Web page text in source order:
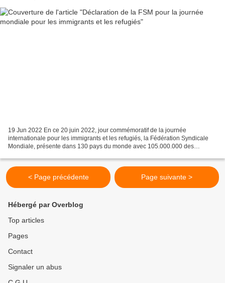
19 Jun 2022 En ce 20 juin 2022, jour commémoratif de la journée
internationale pour les immigrants et les refugiés, la Fédération Syndicale
Mondiale, présente dans 130 pays du monde avec 105.000.000 des
< Page précédente Page suivante >
Hébergé par Overblog
Top articles
Pages
Contact
Signaler un abus